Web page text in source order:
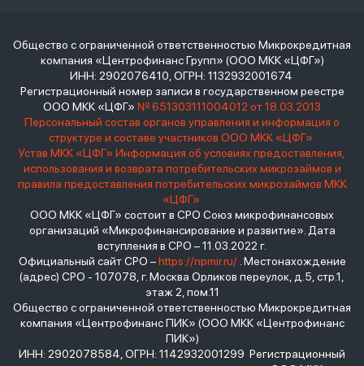
Общество с ограниченной ответственностью Микрокредитная
компания «Центрофинанс Групп» (ООО МКК «ЦФГ»)
ИНН: 2902076410, ОГРН: 1132932001674
Регистрационный номер записи в государственном реестре
ООО МКК «ЦФГ» № 651303111004012 от 18.03.2013
Персональный состав органов управления и информация о
структуре и составе участников ООО МКК «ЦФГ»
Устав МКК «ЦФГ» Информация об условиях предоставления,
использования и возврата потребительских микрозаймов и
правила предоставления потребительских микрозаймов МКК
«ЦФГ»
ООО МКК «ЦФГ» состоит в СРО Союз микрофинансовых
организаций «Микрофинансирование и развитие». Дата
вступления в СРО – 11.03.2022 г.
Официальный сайт СРО –https://npmir.ru/. Местонахождение
(адрес) СРО - 107078, г. Москва Орликов переулок, д.5, стр.1,
этаж 2, пом.11
Общество с ограниченной ответственностью Микрокредитная
компания «Центрофинанс ПИК» (ООО МКК «Центрофинанс
ПИК»)
ИНН: 2902078584, ОГРН: 1142932001299 Регистрационный